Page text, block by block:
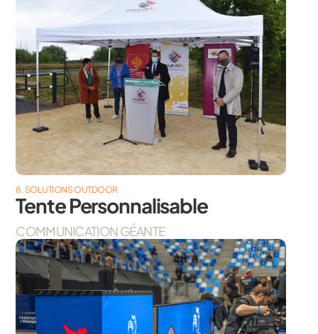
8. SOLUTIONS OUTDOOR
Tente Personnalisable
COMMUNICATION GÉANTE